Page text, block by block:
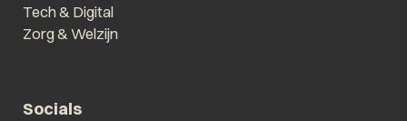
Tech & Digital
Zorg & Welzijn
Socials